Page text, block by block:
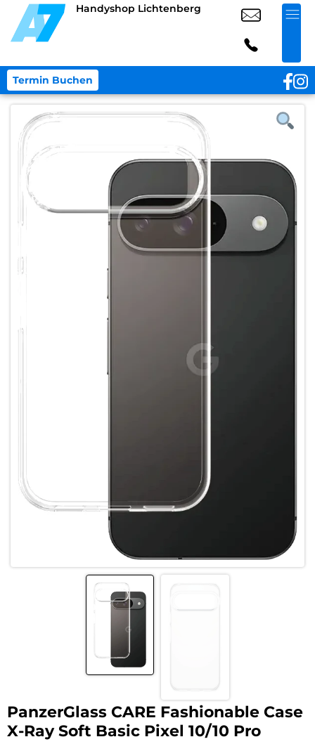
Handyshop Lichtenberg
Termin Buchen
PanzerGlass CARE Fashionable Case
X-Ray Soft Basic Pixel 10/10 Pro